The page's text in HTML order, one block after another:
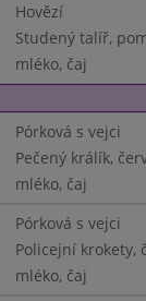
Hovězí
Studený talíř,
mléko, čaj
Pórková s vejci
Pečený králík,
mléko, čaj
Pórková s vejci
Policejní krokety,
mléko, čaj